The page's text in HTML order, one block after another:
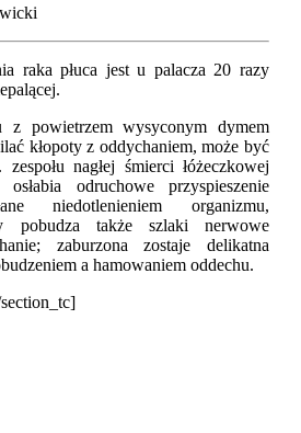
raka płuca jest u palacza 20 razy
z powietrzem wysyconym dymem
kłopoty z oddychaniem, może być
nagłej śmierci łóżeczkowej
odruchowe przyspieszenie
niedotlenieniem organizmu,
pobudza także szlaki nerwowe
zaburzona zostaje delikatna
a hamowaniem oddechu.